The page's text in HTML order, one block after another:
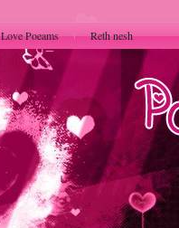
Love Poeams Reth nesh